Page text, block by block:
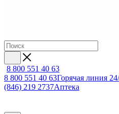
8 800 551 40 63
8 800 551 40 63Горячая линия
(846) 219 2737Аптека